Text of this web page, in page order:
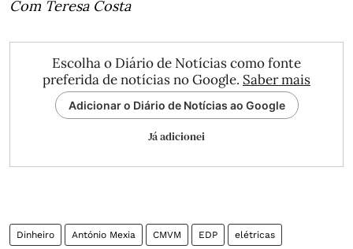
Com Teresa Costa
Escolha o Diário de Notícias como fonte
preferida de notícias no Google. Saber mais
Adicionar o Diário de Notícias ao Google
Já adicionei
Dinheiro António Mexia CMVM EDP elétricas